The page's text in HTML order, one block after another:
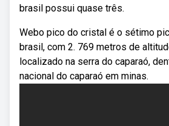
brasil possui quase três.
Webo pico do cristal é o sétimo
brasil, com 2. 769 metros de
localizado na serra do caparaó,
nacional do caparaó em minas.